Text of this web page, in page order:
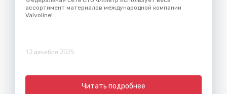
ассортимент материалов международной компании
Valvoline!
12 декабря 2025
Читать подробнее